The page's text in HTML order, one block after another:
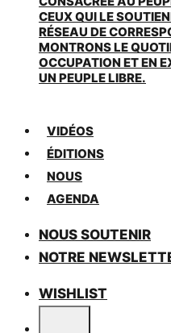
CEUX QUI LE
RÉSEAU DE
MONTRONS LE
OCCUPATION ET EN
UN PEUPLE LIBRE.
VIDÉOS
ÉDITIONS
NOUS
AGENDA
NOUS SOUTENIR
NOTRE
WISHLIST